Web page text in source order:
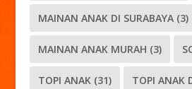
MAINAN ANAK DI SURABAYA (3)
MAINAN ANAK MURAH (3)
TOPI ANAK (31) TOPI ANAK